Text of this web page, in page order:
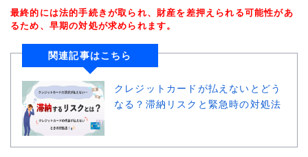
最終的には法的手続きが取られ、財産を差押えられる可能性があ
るため、早期の対処が求められます。
関連記事はこちら
クレジットカードが払えないとどう
なる？滞納リスクと緊急時の対処法